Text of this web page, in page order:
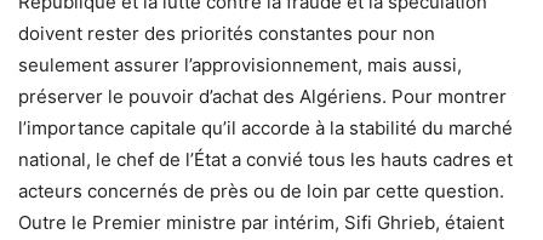
doivent rester des priorités constantes pour non
seulement assurer l’approvisionnement, mais aussi,
préserver le pouvoir d’achat des Algériens. Pour montrer
l’importance capitale qu’il accorde à la stabilité du marché
national, le chef de l’État a convié tous les hauts cadres et
acteurs concernés de près ou de loin par cette question.
Outre le Premier ministre par intérim, Sifi Ghrieb, étaient